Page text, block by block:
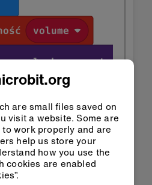
are small files saved on
visit a website. Some are
work properly and are
help us store your
how you use the
cookies are enabled